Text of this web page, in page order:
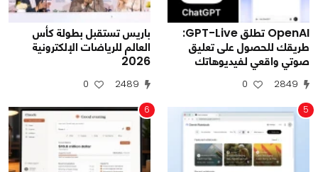
OpenAI تطلق GPT-Live:
طريقك للحصول على تعليق
صوتي واقعي لفيديوهاتك
2849
0
باريس تستقبل بطولة كأس
العالم للرياضات الإلكترونية
2026
2489
0
5
6